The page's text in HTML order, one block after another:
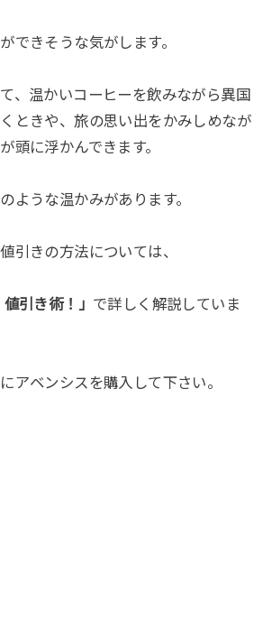
できそうな気がします。
、温かいコーヒーを飲みながら異国
ときや、旅の思い出をかみしめなが
頭に浮かんできます。
ような温かみがあります。
引きの方法については、
引き術！」 で詳しく解説していま
アベンシスを購入して下さい。